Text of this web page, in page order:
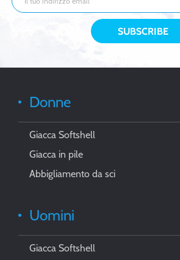
Donne
Giacca Softshell
Giacca in pile
Abbigliamento da sci
Uomini
Giacca Softshell